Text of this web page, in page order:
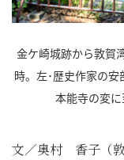
金ケ崎城跡から敦賀
時。左･歴史作家の
本能寺の変に
文／奥村 香子（敦